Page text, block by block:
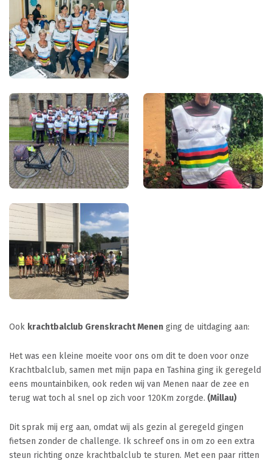
Ook krachtbalclub Grenskracht Menen ging de uitdaging aan:
Het was een kleine moeite voor ons om dit te doen voor onze
Krachtbalclub, samen met mijn papa en Tashina ging ik geregeld
eens mountainbiken, ook reden wij van Menen naar de zee en
terug wat toch al snel op zich voor 120Km zorgde. (Millau)
Dit sprak mij erg aan, omdat wij als gezin al geregeld gingen
fietsen zonder de challenge. Ik schreef ons in om zo een extra
steun richting onze krachtbalclub te sturen. Met een paar ritten